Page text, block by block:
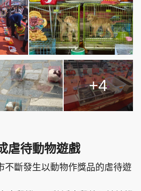
+4
虐待動物遊戲
不斷發生以動物作獎品的虐待遊